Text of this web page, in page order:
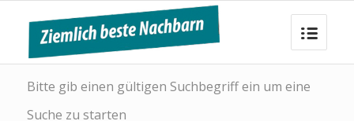
Bitte gib einen gültigen Suchbegriff ein um eine
Suche zu starten